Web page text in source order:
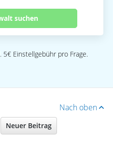
suchen
5€ Einstellgebühr pro Frage.
Nach oben
Neuer Beitrag